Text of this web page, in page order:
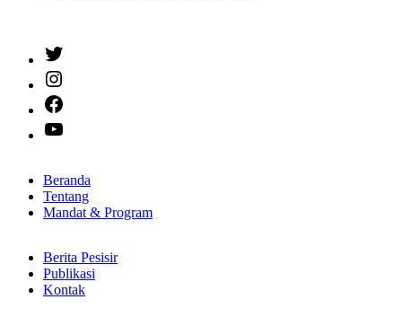
Beranda
Tentang
Mandat & Program
Berita Pesisir
Publikasi
Kontak